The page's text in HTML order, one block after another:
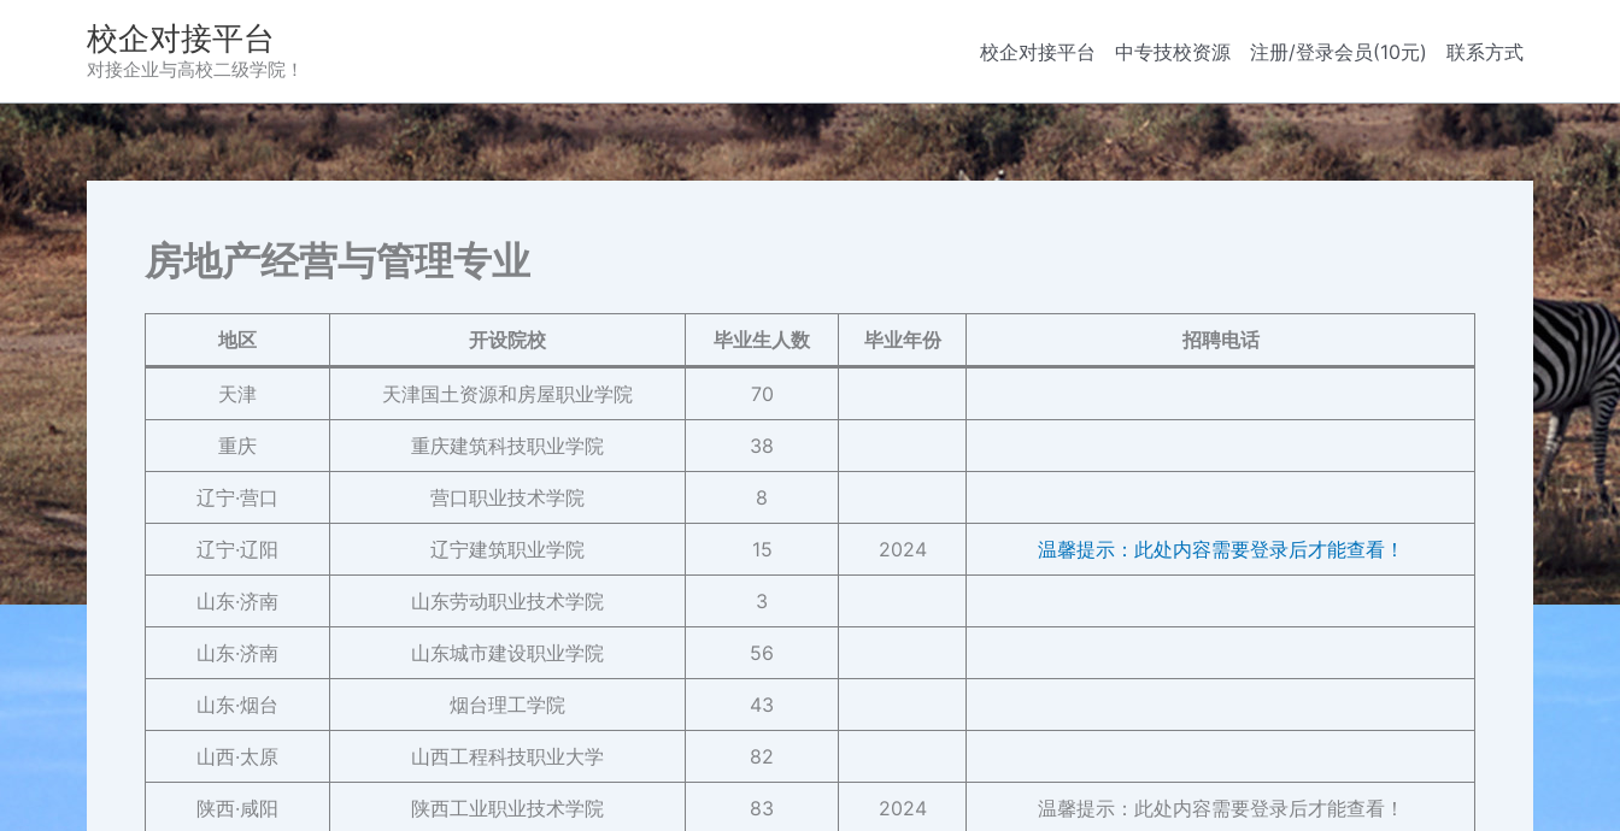
容
校企对接平台
对接企业与高校二级学院！
校企对接平台 中专技校资源 注册/登录会员(10元) 联系方式
房地产经营与管理专业
地区 开设院校 毕业生人数 毕业年份 招聘电话
天津 天津国土资源和房屋职业学院 70
重庆 重庆建筑科技职业学院 38
辽宁·营口 营口职业技术学院 8
辽宁·辽阳 辽宁建筑职业学院 15 2024 温馨提示：此处内容需要登录后才能查看！
山东·济南 山东劳动职业技术学院 3
山东·济南 山东城市建设职业学院 56
山东·烟台 烟台理工学院 43
山西·太原 山西工程科技职业大学 82
陕西·咸阳 陕西工业职业技术学院 83 2024 温馨提示：此处内容需要登录后才能查看！